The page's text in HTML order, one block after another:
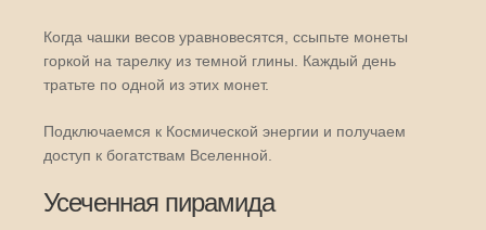
Когда чашки весов уравновесятся, ссыпьте монеты
горкой на тарелку из темной глины. Каждый день
тратьте по одной из этих монет.
Подключаемся к Космической энергии и получаем
доступ к богатствам Вселенной.
Усеченная пирамида